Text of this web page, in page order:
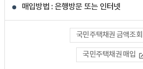
매입방법 : 은행방문 또는 인터넷
국민주택채권 금액조회
국민주택채권 매입